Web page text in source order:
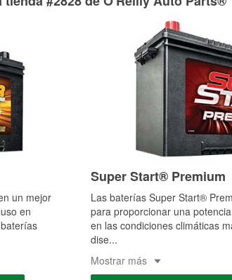
un mejor
en
Super Start® Premium
Las baterías Super Start®
para proporcionar una
en las condiciones climáticas
dise...
Mostrar más